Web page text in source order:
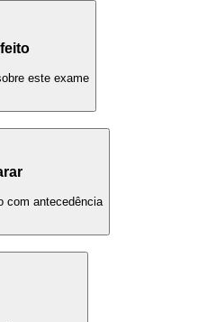
este exame
com antecedência